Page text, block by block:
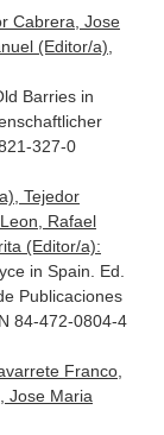
Cabrera, Jose
(Editor/a),
Barries in
327-0
Tejedor
Rafael
(Editor/a):
in Spain. Ed.
Publicaciones
84-472-0804-4
Franco,
Jose Maria